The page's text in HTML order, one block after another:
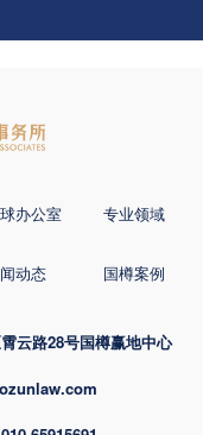
办公室 专业领域
动态 国樽案例
云路28号国樽赢地中心